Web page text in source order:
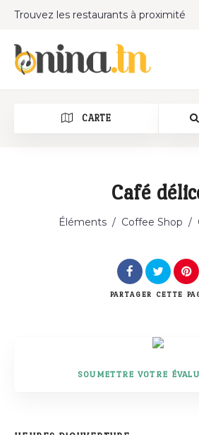
Trouvez les restaurants à proximité
CARTE
Catégorie
Rechercher
Café
Éléments / Coffee Shop /
PARTAGER CETTE
SOUMETTRE VOTRE